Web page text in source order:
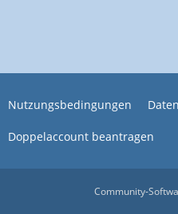
Nutzungsbedingungen
Doppelaccount beantragen
Community-